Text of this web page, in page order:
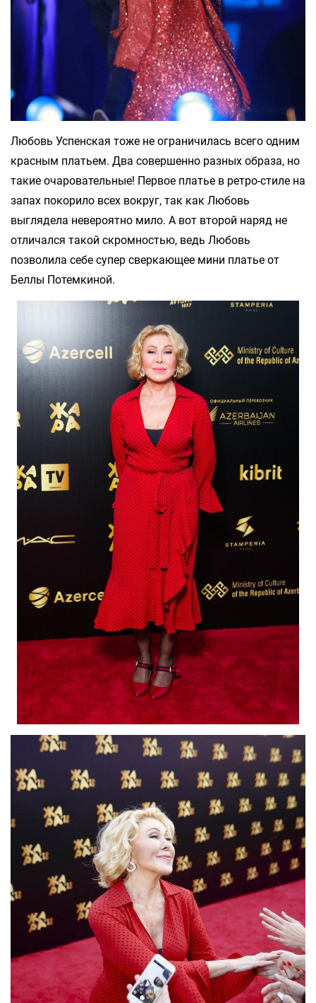
Любовь Успенская тоже не ограничилась всего одним
красным платьем. Два совершенно разных образа, но
такие очаровательные! Первое платье в ретро-стиле на
запах покорило всех вокруг, так как Любовь
выглядела невероятно мило. А вот второй наряд не
отличался такой скромностью, ведь Любовь
позволила себе супер сверкающее мини платье от
Беллы Потемкиной.